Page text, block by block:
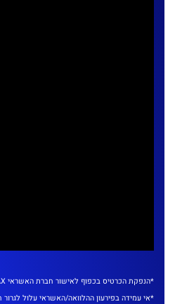
*הנפקת הכרטיס בכפוף לאישור חברת האשראי MAX
*אי עמידה בפירעון ההלוואה/האשראי עלול לגרור